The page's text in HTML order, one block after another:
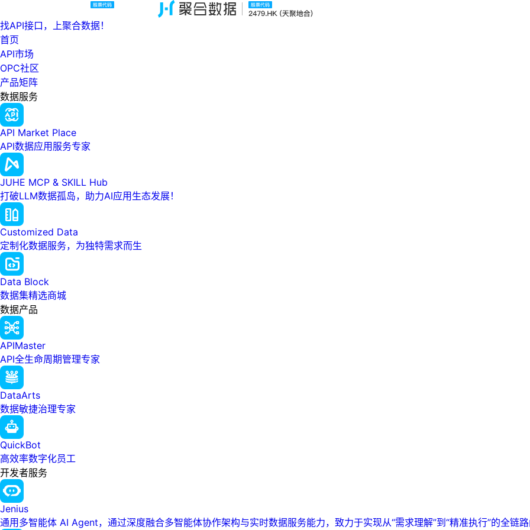
找API接口，上聚合数据！
首页
API市场
OPC社区
产品矩阵
数据服务
API Market Place
API数据应用服务专家
JUHE MCP & SKILL Hub
打破LLM数据孤岛，助力AI应用生态发展！
Customized Data
定制化数据服务，为独特需求而生
Data Block
数据集精选商城
数据产品
APIMaster
API全生命周期管理专家
DataArts
数据敏捷治理专家
QuickBot
高效率数字化员工
开发者服务
Jenius
通用多智能体 AI Agent，通过深度融合多智能体协作架构与实时数据服务能力，致力于实现从“需求理解”到“精准执行”的全链